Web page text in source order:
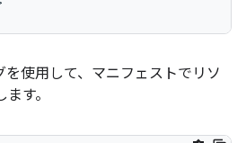
を使用して、マニフェストでリソ
す。